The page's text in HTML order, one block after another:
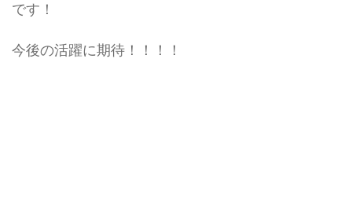
です！
今後の活躍に期待！！！！